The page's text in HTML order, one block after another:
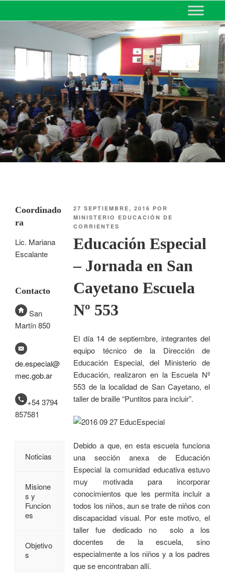
MINISTERIO DE EDUCACIÓN
DE CORRIENTES
27 SEPTIEMBRE, 2016 POR
MINISTERIO EDUCACIÓN DE
CORRIENTES
Educación Especial
– Jornada en San
Cayetano Escuela
Nº 553
El día 14 de septiembre, integrantes del
equipo técnico de la Dirección de
Educación Especial, del Ministerio de
Educación, realizaron en la Escuela Nº
553 de la localidad de San Cayetano, el
taller de braille “Puntitos para incluir”.
Debido a que, en esta escuela funciona
una sección anexa de Educación
Especial la comunidad educativa estuvo
muy motivada para incorporar
conocimientos que les permita incluir a
todos los niños, aun se trate de niños con
discapacidad visual. Por este motivo, el
taller fue dedicado no solo a los
docentes de la escuela, sino
especialmente a los niños y a los padres
que se encontraban allí.
Coordinado
ra
Lic. Mariana
Escalante
Contacto
San
Martín 850
de.especial@
mec.gob.ar
+54 3794
857581
Noticias
Misione
s y
Funcion
es
Objetivo
s